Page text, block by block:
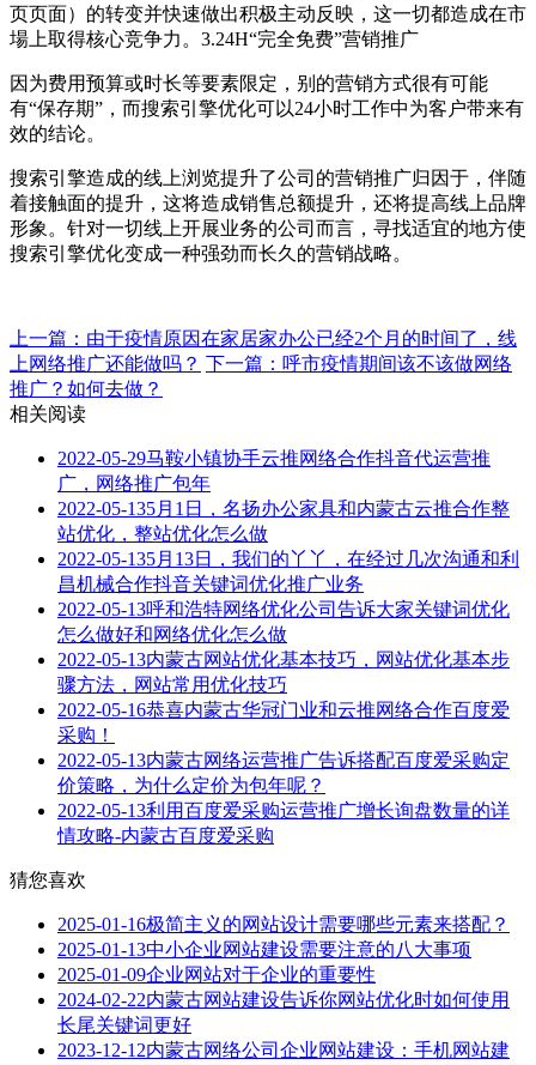
页页面）的转变并快速做出积极主动反映，这一切都造成在市
場上取得核心竞争力。3.24H“完全免费”营销推广
因为费用预算或时长等要素限定，别的营销方式很有可能
有“保存期”，而搜索引擎优化可以24小时工作中为客户带来有
效的结论。
搜索引擎造成的线上浏览提升了公司的营销推广归因于，伴随
着接触面的提升，这将造成销售总额提升，还将提高线上品牌
形象。针对一切线上开展业务的公司而言，寻找适宜的地方使
搜索引擎优化变成一种强劲而长久的营销战略。
上一篇：由于疫情原因在家居家办公已经2个月的时间了，线
上网络推广还能做吗？ 下一篇：呼市疫情期间该不该做网络
推广？如何去做？
相关阅读
2022-05-29马鞍小镇协手云推网络合作抖音代运营推
广，网络推广包年
2022-05-135月1日，名扬办公家具和内蒙古云推合作整
站优化，整站优化怎么做
2022-05-135月13日，我们的丫丫，在经过几次沟通和利
昌机械合作抖音关键词优化推广业务
2022-05-13呼和浩特网络优化公司告诉大家关键词优化
怎么做好和网络优化怎么做
2022-05-13内蒙古网站优化基本技巧，网站优化基本步
骤方法，网站常用优化技巧
2022-05-16恭喜内蒙古华冠门业和云推网络合作百度爱
采购！
2022-05-13内蒙古网络运营推广告诉搭配百度爱采购定
价策略，为什么定价为包年呢？
2022-05-13利用百度爱采购运营推广增长询盘数量的详
情攻略-内蒙古百度爱采购
猜您喜欢
2025-01-16极简主义的网站设计需要哪些元素来搭配？
2025-01-13中小企业网站建设需要注意的八大事项
2025-01-09企业网站对于企业的重要性
2024-02-22内蒙古网站建设告诉你网站优化时如何使用
长尾关键词更好
2023-12-12内蒙古网络公司企业网站建设：手机网站建